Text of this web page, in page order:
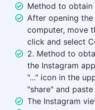
Method to obtain
After opening
computer, move
click and select
2. Method to
the Instagram
"..." icon in the
"share" and
The Instagram